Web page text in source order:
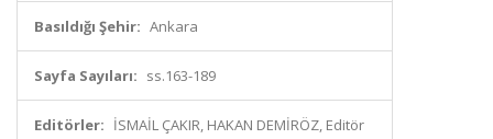
Basıldığı Şehir: Ankara
Sayfa Sayıları: ss.163-189
Editörler: İSMAİL ÇAKIR, HAKAN DEMİRÖZ, Editör